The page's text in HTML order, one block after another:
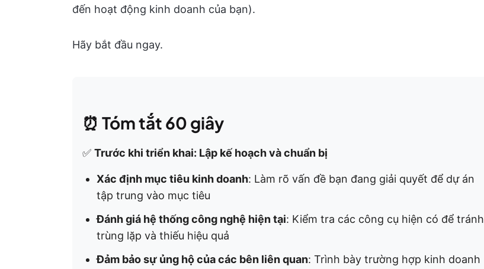
đến hoạt động kinh doanh của bạn).
Hãy bắt đầu ngay.
⏰ Tóm tắt 60 giây
✅ Trước khi triển khai: Lập kế hoạch và chuẩn bị
Xác định mục tiêu kinh doanh: Làm rõ vấn đề bạn đang giải quyết để dự án
tập trung vào mục tiêu
Đánh giá hệ thống công nghệ hiện tại: Kiểm tra các công cụ hiện có để tránh
trùng lặp và thiếu hiệu quả
Đảm bảo sự ủng hộ của các bên liên quan: Trình bày trường hợp kinh doanh